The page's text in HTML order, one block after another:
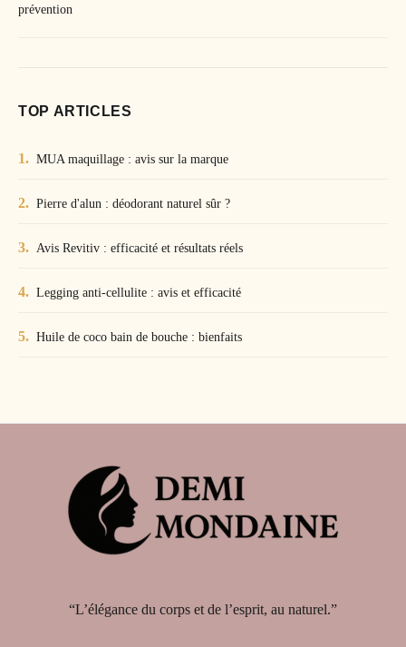
prévention
TOP ARTICLES
MUA maquillage : avis sur la marque
Pierre d'alun : déodorant naturel sûr ?
Avis Revitiv : efficacité et résultats réels
Legging anti-cellulite : avis et efficacité
Huile de coco bain de bouche : bienfaits
“L’élégance du corps et de l’esprit, au naturel.”